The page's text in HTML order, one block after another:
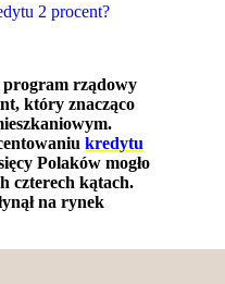
2 procent?
program rządowy
który znacząco
kredytu
Polaków mogło
czterech kątach.
na rynek